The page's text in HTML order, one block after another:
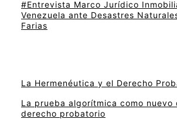
#Entrevista Marco Jurídico
Venezuela ante Desastres
Farias
La Hermenéutica y el Derecho
La prueba algorítmica como nuevo
derecho probatorio